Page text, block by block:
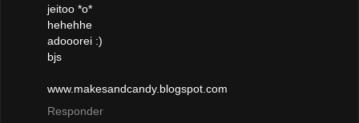
jeitoo *o*
hehehhe
adooorei :)
bjs
www.makesandcandy.blogspot.com
Responder